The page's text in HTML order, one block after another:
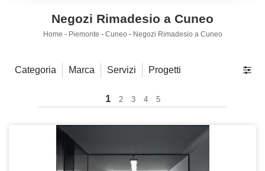
Negozi Rimadesio a Cuneo
Home - Piemonte - Cuneo - Negozi Rimadesio a Cuneo
Categoria Marca Servizi Progetti
1 2 3 4 5